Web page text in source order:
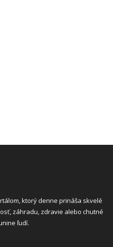
ktorý denne prináša skvelé
záhradu, zdravie alebo chutné
ľudí.